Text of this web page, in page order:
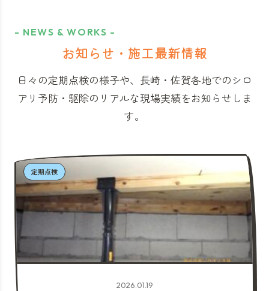
- NEWS & WORKS -
お知らせ・施工最新情報
日々の定期点検の様子や、長崎・佐賀各地でのシロ
アリ予防・駆除のリアルな現場実績をお知らせしま
す。
定期点検
2026.01.19